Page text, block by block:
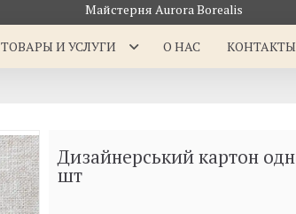
Майстерня Aurora Borealis
ТОВАРЫ И УСЛУГИ О НАС КОНТАКТЫ
Дизайнерський картон
шт